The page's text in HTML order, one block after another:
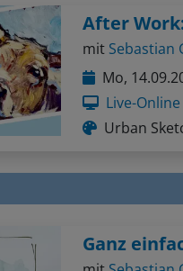
mit Sebastian
Mo,
Live-Online
Urban
Ganz
mit Sebastian